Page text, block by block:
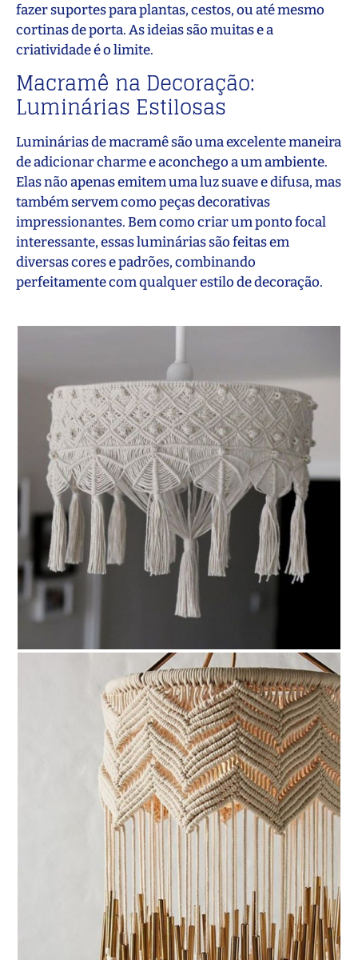
fazer suportes para plantas, cestos, ou até mesmo
cortinas de porta. As ideias são muitas e a
criatividade é o limite.
Macramê na Decoração:
Luminárias Estilosas
Luminárias de macramê são uma excelente maneira
de adicionar charme e aconchego a um ambiente.
Elas não apenas emitem uma luz suave e difusa, mas
também servem como peças decorativas
impressionantes. Bem como criar um ponto focal
interessante, essas luminárias são feitas em
diversas cores e padrões, combinando
perfeitamente com qualquer estilo de decoração.